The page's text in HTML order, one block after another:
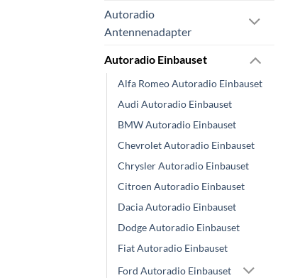
Autoradio
Antennenadapter
Autoradio Einbauset
Alfa Romeo Autoradio Einbauset
Audi Autoradio Einbauset
BMW Autoradio Einbauset
Chevrolet Autoradio Einbauset
Chrysler Autoradio Einbauset
Citroen Autoradio Einbauset
Dacia Autoradio Einbauset
Dodge Autoradio Einbauset
Fiat Autoradio Einbauset
Ford Autoradio Einbauset